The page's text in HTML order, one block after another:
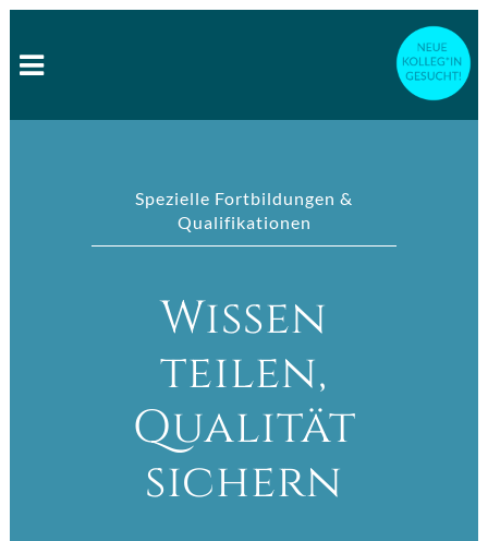
Spezielle Fortbildungen &
Qualifikationen
Wissen
teilen,
Qualität
sichern